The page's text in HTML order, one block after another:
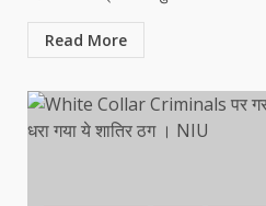
Read More